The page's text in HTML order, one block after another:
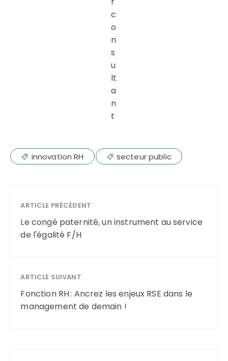
c
o
n
s
u
lt
a
n
t
innovation RH secteur public
ARTICLE PRÉCÉDENT
Le congé paternité, un instrument au service
de l'égalité F/H
ARTICLE SUIVANT
Fonction RH : Ancrez les enjeux RSE dans le
management de demain !